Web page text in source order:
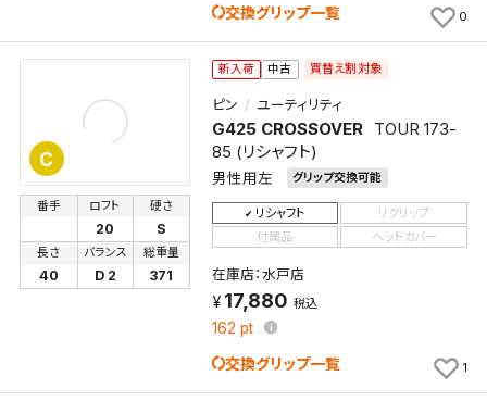
交換グリップ一覧 0
C
新入荷 中古 買替え割対象
ピン ユーティリティ
G425 CROSSOVER
TOUR 173-
85 (リシャフト)
男性用左 グリップ交換可能
番手 ロフト
20
硬さ
S
長さ
40
バランス
D 2
総重量
371
リシャフト
リグリップ
付属品
ヘッドカバー
在庫店：水戸店
17,880 税込
162 pt
交換グリップ一覧 1